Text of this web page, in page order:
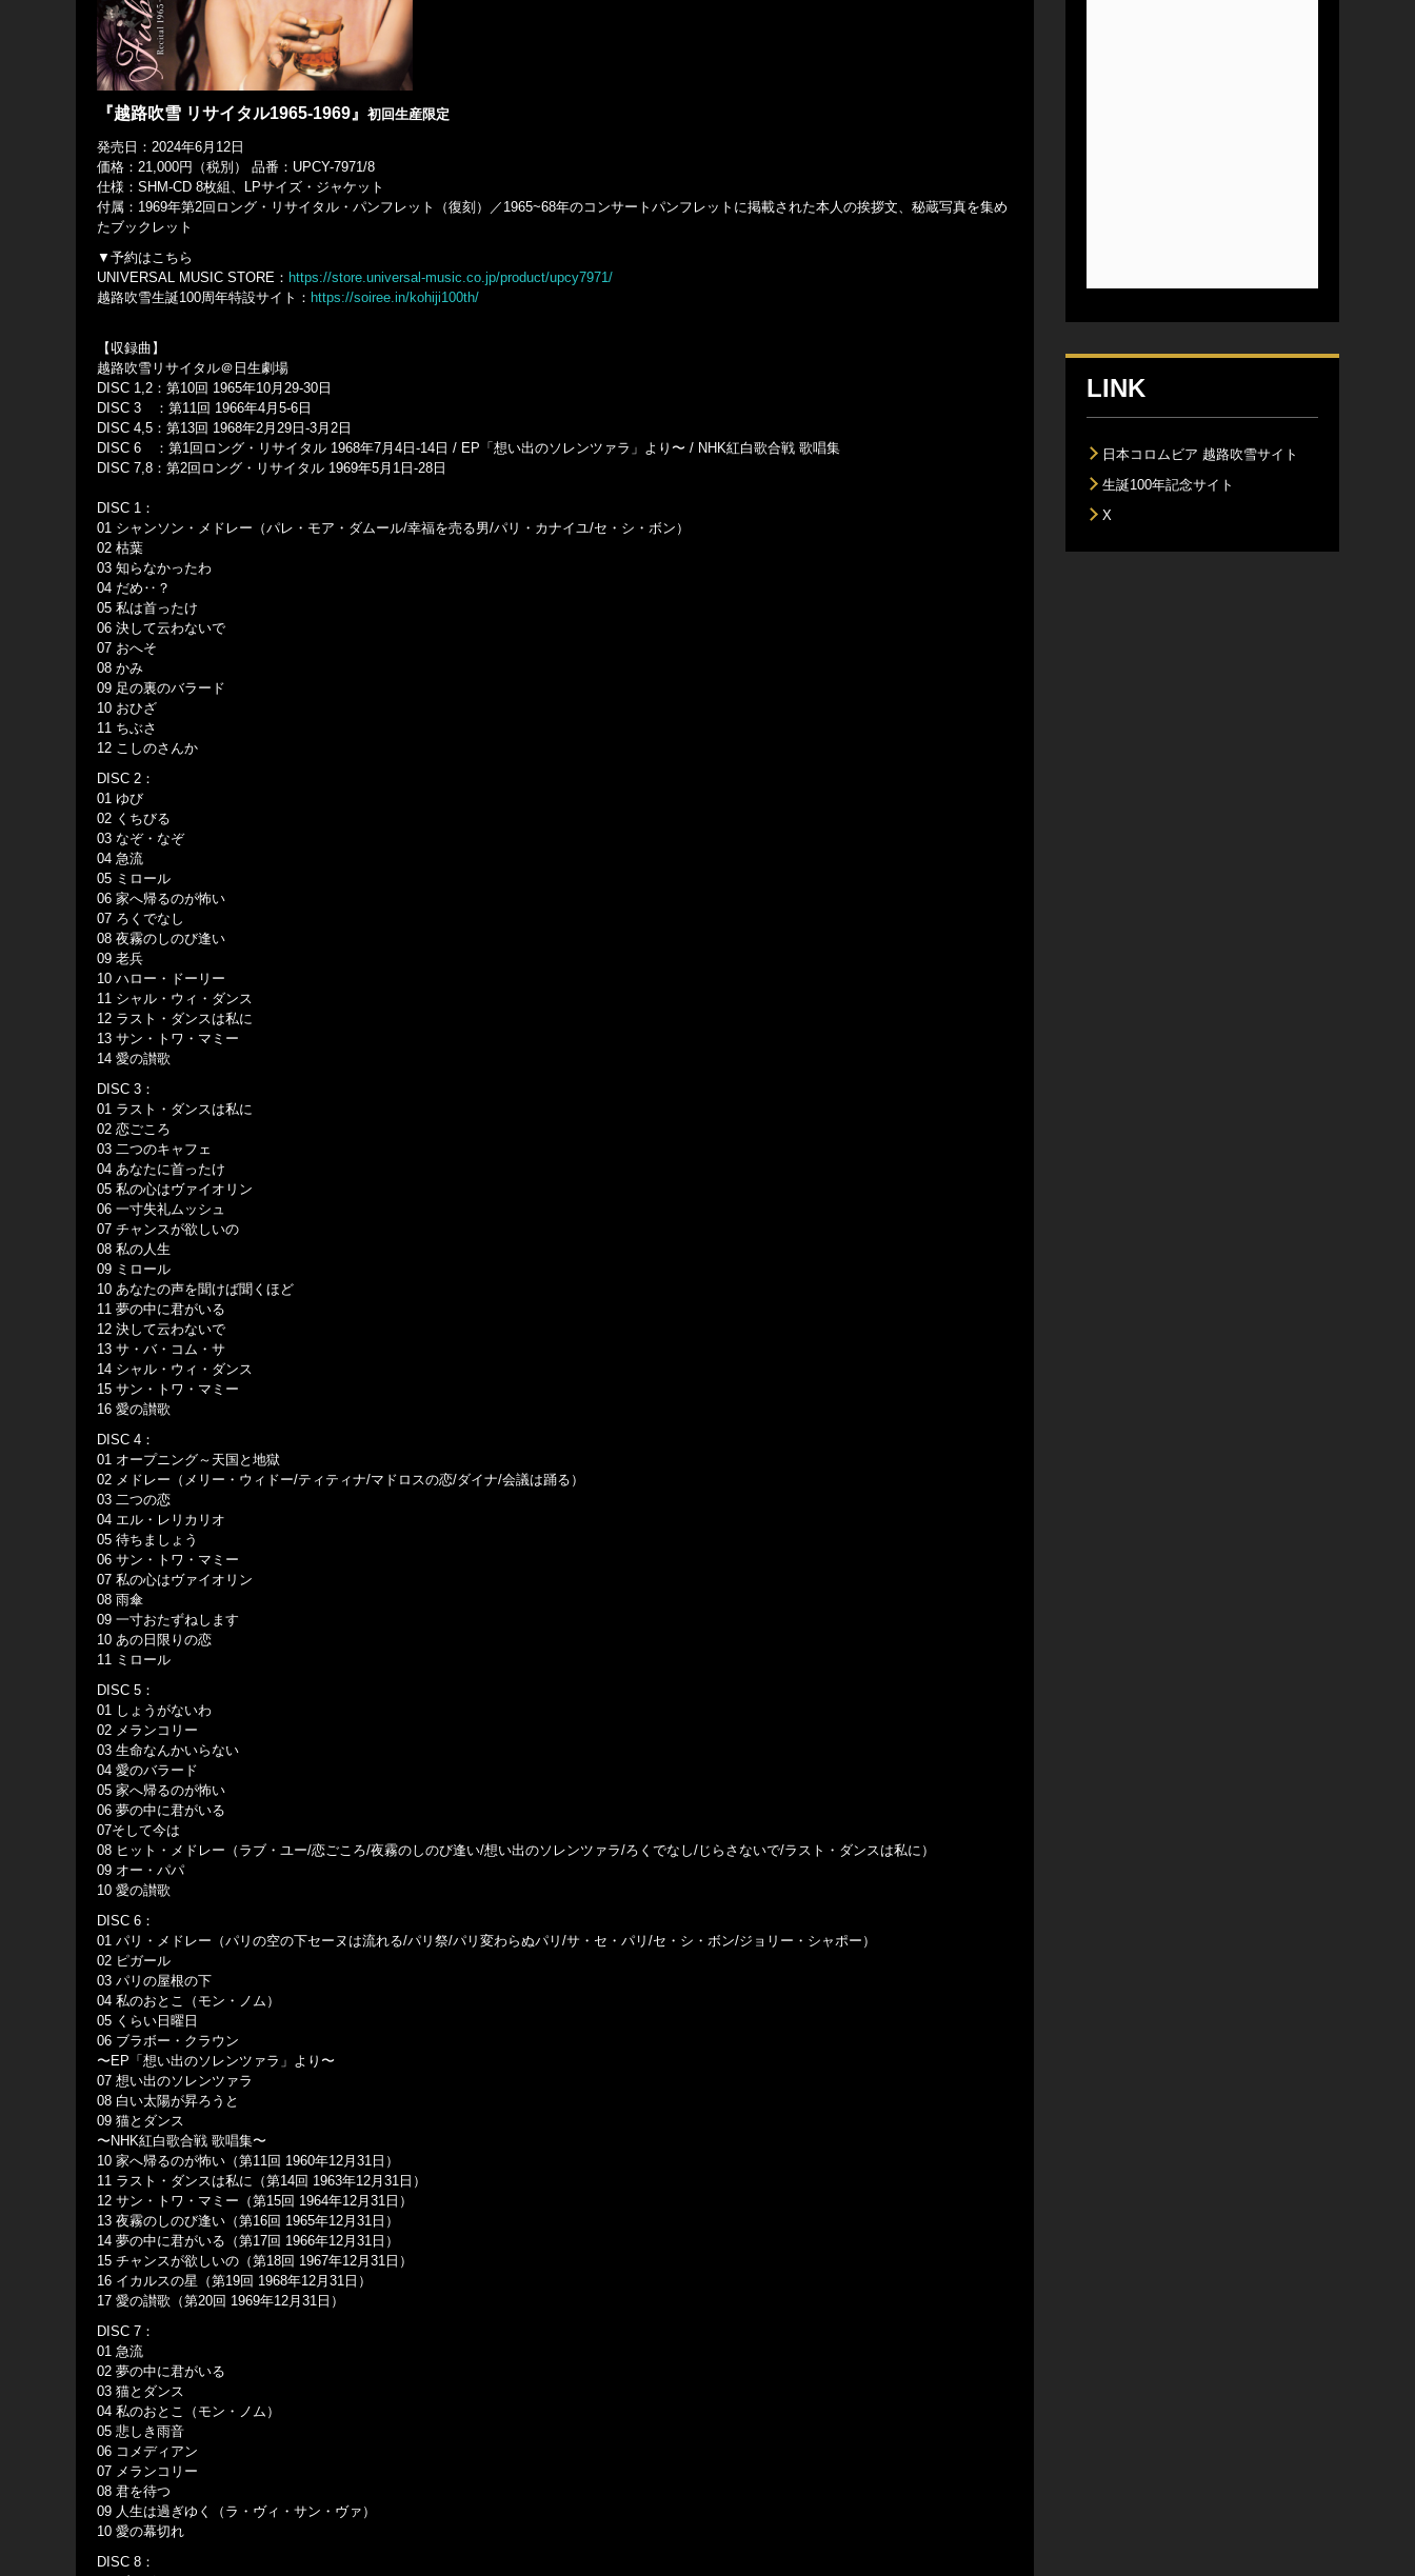
『越路吹雪 リサイタル1965-1969』 初回生産限定
発売日：2024年6月12日
価格：21,000円（税別） 品番：UPCY-7971/8
仕様：SHM-CD 8枚組、LPサイズ・ジャケット
付属：1969年第2回ロング・リサイタル・パンフレット（復刻）／1965~68年のコンサートパンフレットに掲載された本人の挨拶文、秘蔵写真を集め
たブックレット
▼予約はこちら
UNIVERSAL MUSIC STORE： https://store.universal-music.co.jp/product/upcy7971/
越路吹雪生誕100周年特設サイト： https://soiree.in/kohiji100th/
【収録曲】
越路吹雪リサイタル＠日生劇場
DISC 1,2：第10回 1965年10月29-30日
DISC 3 ：第11回 1966年4月5-6日
DISC 4,5：第13回 1968年2月29日-3月2日
DISC 6 ：第1回ロング・リサイタル 1968年7月4日-14日 / EP「想い出のソレンツァラ」より〜 / NHK紅白歌合戦 歌唱集
DISC 7,8：第2回ロング・リサイタル 1969年5月1日-28日
DISC 1：
01 シャンソン・メドレー（パレ・モア・ダムール/幸福を売る男/パリ・カナイユ/セ・シ・ボン）
02 枯葉
03 知らなかったわ
04 だめ‥？
05 私は首ったけ
06 決して云わないで
07 おへそ
08 かみ
09 足の裏のバラード
10 おひざ
11 ちぶさ
12 こしのさんか
DISC 2：
01 ゆび
02 くちびる
03 なぞ・なぞ
04 急流
05 ミロール
06 家へ帰るのが怖い
07 ろくでなし
08 夜霧のしのび逢い
09 老兵
10 ハロー・ドーリー
11 シャル・ウィ・ダンス
12 ラスト・ダンスは私に
13 サン・トワ・マミー
14 愛の讃歌
DISC 3：
01 ラスト・ダンスは私に
02 恋ごころ
03 二つのキャフェ
04 あなたに首ったけ
05 私の心はヴァイオリン
06 一寸失礼ムッシュ
07 チャンスが欲しいの
08 私の人生
09 ミロール
10 あなたの声を聞けば聞くほど
11 夢の中に君がいる
12 決して云わないで
13 サ・バ・コム・サ
14 シャル・ウィ・ダンス
15 サン・トワ・マミー
16 愛の讃歌
DISC 4：
01 オープニング～天国と地獄
02 メドレー（メリー・ウィドー/ティティナ/マドロスの恋/ダイナ/会議は踊る）
03 二つの恋
04 エル・レリカリオ
05 待ちましょう
06 サン・トワ・マミー
07 私の心はヴァイオリン
08 雨傘
09 一寸おたずねします
10 あの日限りの恋
11 ミロール
DISC 5：
01 しょうがないわ
02 メランコリー
03 生命なんかいらない
04 愛のバラード
05 家へ帰るのが怖い
06 夢の中に君がいる
07そして今は
08 ヒット・メドレー（ラブ・ユー/恋ごころ/夜霧のしのび逢い/想い出のソレンツァラ/ろくでなし/じらさないで/ラスト・ダンスは私に）
09 オー・パパ
10 愛の讃歌
DISC 6：
01 パリ・メドレー（パリの空の下セーヌは流れる/パリ祭/パリ変わらぬパリ/サ・セ・パリ/セ・シ・ボン/ジョリー・シャポー）
02 ピガール
03 パリの屋根の下
04 私のおとこ（モン・ノム）
05 くらい日曜日
06 ブラボー・クラウン
〜EP「想い出のソレンツァラ」より〜
07 想い出のソレンツァラ
08 白い太陽が昇ろうと
09 猫とダンス
〜NHK紅白歌合戦 歌唱集〜
10 家へ帰るのが怖い（第11回 1960年12月31日）
11 ラスト・ダンスは私に（第14回 1963年12月31日）
12 サン・トワ・マミー（第15回 1964年12月31日）
13 夜霧のしのび逢い（第16回 1965年12月31日）
14 夢の中に君がいる（第17回 1966年12月31日）
15 チャンスが欲しいの（第18回 1967年12月31日）
16 イカルスの星（第19回 1968年12月31日）
17 愛の讃歌（第20回 1969年12月31日）
DISC 7：
01 急流
02 夢の中に君がいる
03 猫とダンス
04 私のおとこ（モン・ノム）
05 悲しき雨音
06 コメディアン
07 メランコリー
08 君を待つ
09 人生は過ぎゆく（ラ・ヴィ・サン・ヴァ）
10 愛の幕切れ
DISC 8：
LINK
日本コロムビア 越路吹雪サイト
生誕100年記念サイト
X